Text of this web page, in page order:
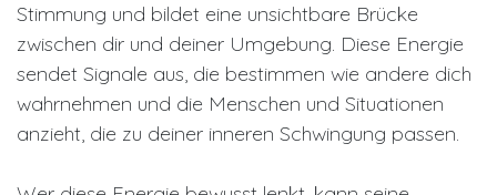
Stimmung und bildet eine unsichtbare Brücke
zwischen dir und deiner Umgebung. Diese Energie
sendet Signale aus, die bestimmen wie andere dich
wahrnehmen und die Menschen und Situationen
anzieht, die zu deiner inneren Schwingung passen.